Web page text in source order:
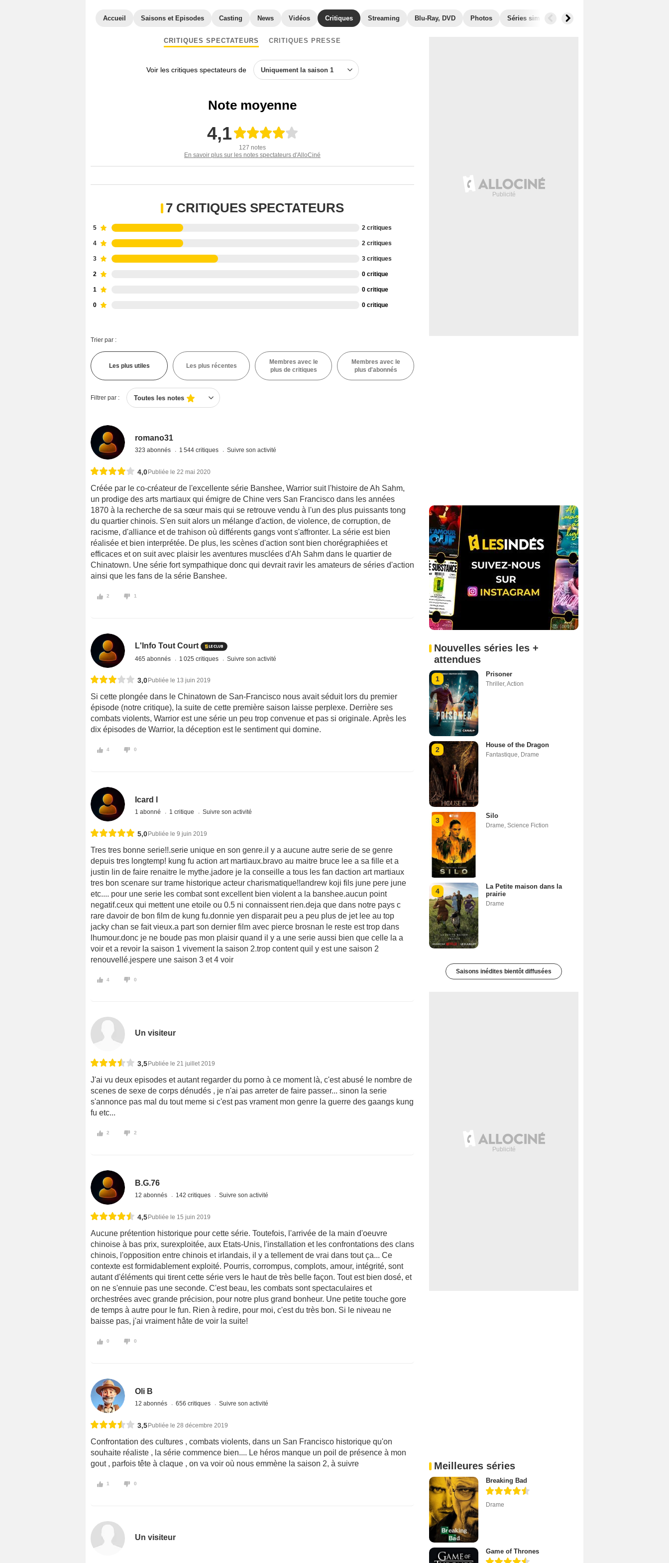
Accueil Saisons et Episodes Casting News Vidéos Critiques Streaming Blu-Ray, DVD Photos Séries similaires
CRITIQUES SPECTATEURS CRITIQUES PRESSE
Voir les critiques spectateurs de Uniquement la saison 1
Note moyenne
4,1
127 notes
En savoir plus sur les notes spectateurs d'AlloCiné
7 CRITIQUES SPECTATEURS
5 2 critiques
4 2 critiques
3 3 critiques
2 0 critique
1 0 critique
0 0 critique
Trier par :
Les plus utiles Les plus récentes
Membres avec le
plus de critiques
Membres avec le
plus d'abonnés
Filtrer par : Toutes les notes
romano31
323 abonnés 1 544 critiques Suivre son activité
4,0 Publiée le 22 mai 2020
Créée par le co-créateur de l'excellente série Banshee, Warrior suit l'histoire de Ah Sahm,
un prodige des arts martiaux qui émigre de Chine vers San Francisco dans les années
1870 à la recherche de sa sœur mais qui se retrouve vendu à l'un des plus puissants tong
du quartier chinois. S'en suit alors un mélange d'action, de violence, de corruption, de
racisme, d'alliance et de trahison où différents gangs vont s'affronter. La série est bien
réalisée et bien interprétée. De plus, les scènes d'action sont bien chorégraphiées et
efficaces et on suit avec plaisir les aventures musclées d'Ah Sahm dans le quartier de
Chinatown. Une série fort sympathique donc qui devrait ravir les amateurs de séries d'action
ainsi que les fans de la série Banshee.
2 1
L'Info Tout Court
465 abonnés 1 025 critiques Suivre son activité
3,0Publiée le 13 juin 2019
Si cette plongée dans le Chinatown de San-Francisco nous avait séduit lors du premier
épisode (notre critique), la suite de cette première saison laisse perplexe. Derrière ses
combats violents, Warrior est une série un peu trop convenue et pas si originale. Après les
dix épisodes de Warrior, la déception est le sentiment qui domine.
4 0
Icard l
1 abonné 1 critique Suivre son activité
5,0Publiée le 9 juin 2019
Tres tres bonne serie!!.serie unique en son genre.il y a aucune autre serie de se genre
depuis tres longtemp! kung fu action art martiaux.bravo au maitre bruce lee a sa fille et a
justin lin de faire renaitre le mythe.jadore je la conseille a tous les fan daction art martiaux
tres bon scenare sur trame historique acteur charismatique!!andrew koji fils june pere june
etc.... pour une serie les combat sont excellent bien violent a la banshee.aucun point
negatif.ceux qui mettent une etoile ou 0.5 ni connaissent rien.deja que dans notre pays c
rare davoir de bon film de kung fu.donnie yen disparait peu a peu plus de jet lee au top
jacky chan se fait vieux.a part son dernier film avec pierce brosnan le reste est trop dans
lhumour.donc je ne boude pas mon plaisir quand il y a une serie aussi bien que celle la a
voir et a revoir la saison 1 vivement la saison 2.trop content quil y est une saison 2
renouvellé.jespere une saison 3 et 4 voir
4 0
Un visiteur
3,5 Publiée le 21 juillet 2019
J'ai vu deux episodes et autant regarder du porno à ce moment là, c'est abusé le nombre de
scenes de sexe de corps dénudés , je n'ai pas arreter de faire passer... sinon la serie
s'annonce pas mal du tout meme si c'est pas vrament mon genre la guerre des gaangs kung
fu etc...
2 2
B.G.76
12 abonnés 142 critiques Suivre son activité
4,5 Publiée le 15 juin 2019
Aucune prétention historique pour cette série. Toutefois, l'arrivée de la main d'oeuvre
chinoise à bas prix, surexploitée, aux Etats-Unis, l'installation et les confrontations des clans
chinois, l'opposition entre chinois et irlandais, il y a tellement de vrai dans tout ça... Ce
contexte est formidablement exploité. Pourris, corrompus, complots, amour, intégrité, sont
autant d'éléments qui tirent cette série vers le haut de très belle façon. Tout est bien dosé, et
on ne s'ennuie pas une seconde. C'est beau, les combats sont spectaculaires et
orchestrées avec grande précision, pour notre plus grand bonheur. Une petite touche gore
de temps à autre pour le fun. Rien à redire, pour moi, c'est du très bon. Si le niveau ne
baisse pas, j'ai vraiment hâte de voir la suite!
0 0
Oli B
12 abonnés 656 critiques Suivre son activité
3,5 Publiée le 28 décembre 2019
Confrontation des cultures , combats violents, dans un San Francisco historique qu'on
souhaite réaliste , la série commence bien.... Le héros manque un poil de présence à mon
gout , parfois tête à claque , on va voir où nous emmène la saison 2, à suivre
1 0
Un visiteur
Nouvelles séries les +
attendues
1
Prisoner
Thriller,Action
2
House of the Dragon
Fantastique, Drame
3
Silo
Drame, Science Fiction
4
La Petite maison dans la
prairie
Drame
Saisons inédites bientôt diffusées
Meilleures séries
Breaking Bad
Drame
Game of Thrones